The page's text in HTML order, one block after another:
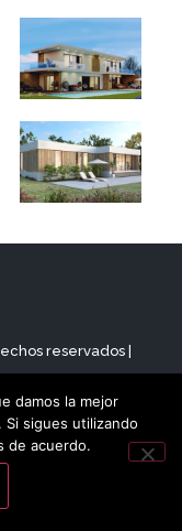
reservados |
damos la mejor
sigues utilizando
de acuerdo.